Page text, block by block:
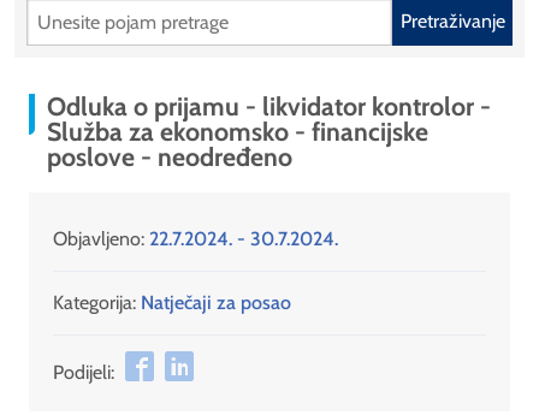
Pretraživanje
Odluka o prijamu - likvidator kontrolor -
Služba za ekonomsko - financijske
poslove - neodređeno
Objavljeno: 22.7.2024. - 30.7.2024.
Kategorija: Natječaji za posao
Podijeli: